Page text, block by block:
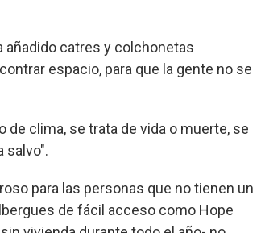
añadido catres y colchonetas
espacio, para que la gente no se
de clima, se trata de vida o muerte, se
salvo".
para las personas que no tienen un
de fácil acceso como Hope